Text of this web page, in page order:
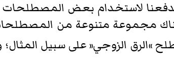
لاستخدام بعض المصطلحات
مجموعة متنوعة من
»الرق الزوجي« على سبيل